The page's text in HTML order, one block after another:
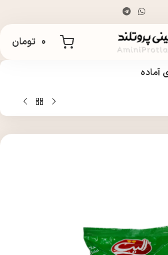
۰ تومان
آماده